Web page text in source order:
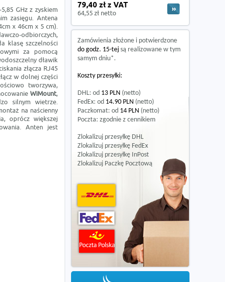
GHz z zyskiem
zasięgu. Antena
x 46cm x 5 cm).
odbiorczych,
klasę szczelności
za pomocą
dławik
złącza RJ45
w dolnej części
tworzywa,
WiMount,
silnym wietrze.
na naścienny
oprócz większej
Anten jest
79,40 zł z VAT
64,55 zł netto
Zamówienia złożone i potwierdzone
do godz. 15-tej są realizowane w tym
samym dniu*.
Koszty przesyłki:
DHL: od 13 PLN (netto)
FedEx: od 14.90 PLN (netto)
Paczkomat: od 14 PLN (netto)
Poczta: zgodnie z cennikiem
Zlokalizuj przesyłkę DHL
Zlokalizuj przesyłkę FedEx
Zlokalizuj przesyłkę InPost
Zlokalizuj Paczkę Pocztową